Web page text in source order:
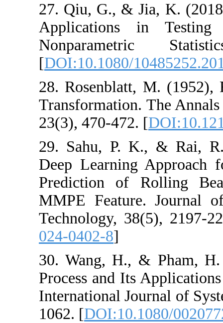
27. Qiu, G., &
Applications
[DOI:10.1080/
28. Rosenblatt,
Transformation.
23(3), 470-472. [
29. Sahu, P.
Deep Learning
Prediction of
MMPE Feature.
Technology,
024-0402-8
30. Wang, H.,
Process and Its
International
1062. [